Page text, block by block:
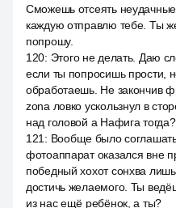
Сможешь отсеять
каждую отправлю тебе. Ты
попрошу.
120: Этого не делать. Даю
если ты попросишь прости,
обработаешь. Не закончив
zona ловко ускользнул в
над головой а Нафига тогда?
121 : Вообще было
фотоаппарат оказался вне
победный хохот сонхва
достичь желаемого. Ты
из нас ещё ребёнок, а ты?